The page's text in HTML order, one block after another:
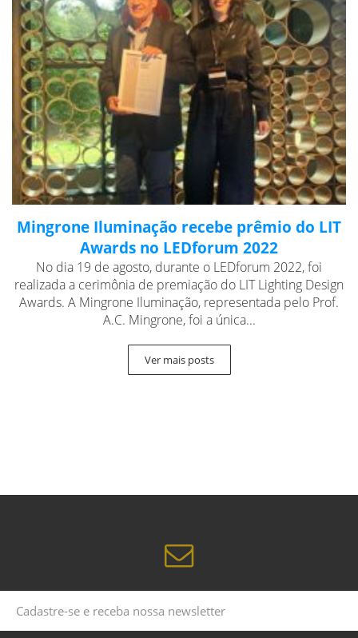
Mingrone Iluminação recebe prêmio do LIT
Awards no LEDforum 2022
No dia 19 de agosto, durante o LEDforum 2022, foi
realizada a cerimônia de premiação do LIT Lighting Design
Awards. A Mingrone Iluminação, representada pelo Prof.
A.C. Mingrone, foi a única...
Ver mais posts